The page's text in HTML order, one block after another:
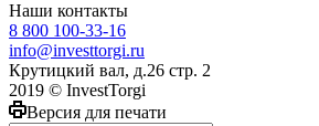
Наши контакты
8 800 100-33-16
info@investtorgi.ru
Крутицкий вал, д.26 стр. 2
2019 © InvestTorgi
Версия для печати